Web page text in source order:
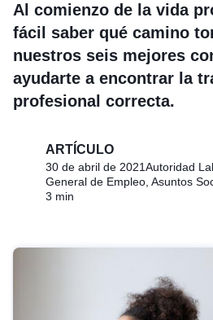
Al comienzo de la vida
fácil saber qué camino
nuestros seis mejores
ayudarte a encontrar la
profesional correcta.
ARTÍCULO
30 de abril de 2021Autoridad
General de Empleo, Asuntos
3 min